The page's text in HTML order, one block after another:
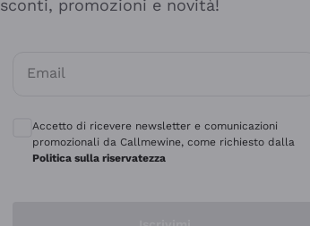
sconti, promozioni e novità!
Email
Accetto di ricevere newsletter e comunicazioni
promozionali da Callmewine, come richiesto dalla
Politica sulla riservatezza